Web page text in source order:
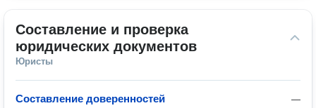
Составление и проверка
юридических документов
Юристы
—
Составление доверенностей